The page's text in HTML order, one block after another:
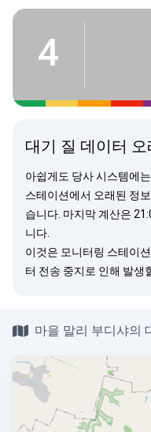
4
대기 질 데이터 오
아쉽게도 당사 시스템에
스테이션에서 오래된 정
습니다. 마지막 계산은
니다.
이것은 모니터링 스테이
터 전송 중지로 인해 발생
마을 말리 부디샤의